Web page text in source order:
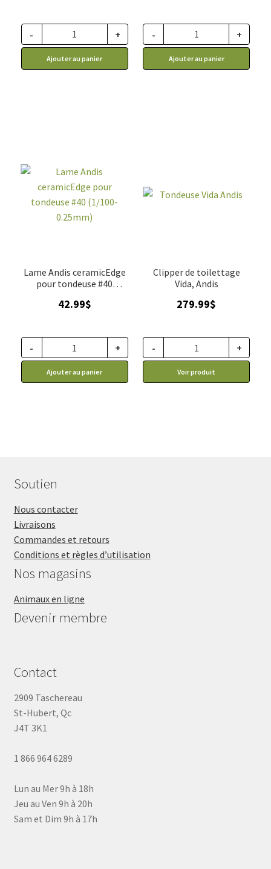
- +
Ajouter au panier
- +
Ajouter au panier
Lame Andis ceramicEdge
pour tondeuse #40
42.99$
- +
Ajouter au panier
Clipper de toilettage
Vida, Andis
279.99$
- +
Voir produit
Soutien
Nous contacter
Livraisons
Commandes et retours
Conditions et règles d’utilisation
Nos magasins
Animaux en ligne
Devenir membre
Contact
2909 Taschereau
St-Hubert, Qc
J4T 3K1
1 866 964 6289
Lun au Mer 9h à 18h
Jeu au Ven 9h à 20h
Sam et Dim 9h à 17h